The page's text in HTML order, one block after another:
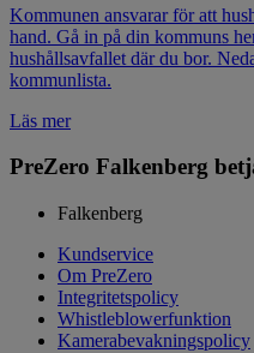
Kommunen ansvarar för att
hand. Gå in på din kommuns
hushållsavfallet där du bor.
kommunlista.
Läs mer
PreZero Falkenberg
Falkenberg
Kundservice
Om PreZero
Integritetspolicy
Whistleblowerfunktion
Kamerabevakningspolicy